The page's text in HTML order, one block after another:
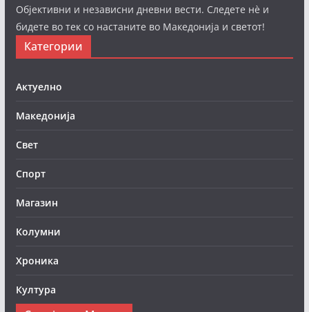
Објективни и независни дневни вести. Следете нè и
бидете во тек со настаните во Македонија и светот!
Категории
Актуелно
Македонија
Свет
Спорт
Магазин
Колумни
Хроника
Култура